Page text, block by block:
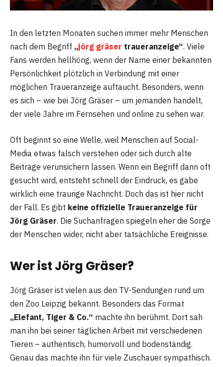
In den letzten Monaten suchen immer mehr Menschen
nach dem Begriff „jörg gräser traueranzeige“. Viele
Fans werden hellhörig, wenn der Name einer bekannten
Persönlichkeit plötzlich in Verbindung mit einer
möglichen Traueranzeige auftaucht. Besonders, wenn
es sich – wie bei Jörg Gräser – um jemanden handelt,
der viele Jahre im Fernsehen und online zu sehen war.
Oft beginnt so eine Welle, weil Menschen auf Social-
Media etwas falsch verstehen oder sich durch alte
Beiträge verunsichern lassen. Wenn ein Begriff dann oft
gesucht wird, entsteht schnell der Eindruck, es gäbe
wirklich eine traurige Nachricht. Doch das ist hier nicht
der Fall. Es gibt keine offizielle Traueranzeige für
Jörg Gräser. Die Suchanfragen spiegeln eher die Sorge
der Menschen wider, nicht aber tatsächliche Ereignisse.
Wer ist Jörg Gräser?
Jörg Gräser ist vielen aus den TV-Sendungen rund um
den Zoo Leipzig bekannt. Besonders das Format
„Elefant, Tiger & Co.“ machte ihn berühmt. Dort sah
man ihn bei seiner täglichen Arbeit mit verschiedenen
Tieren – authentisch, humorvoll und bodenständig.
Genau das machte ihn für viele Zuschauer sympathisch.